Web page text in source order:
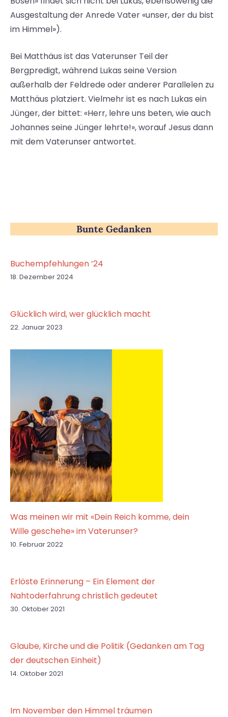
Ausgestaltung der Anrede Vater «unser, der du bist
im Himmel»).
Bei Matthäus ist das Vaterunser Teil der
Bergpredigt, während Lukas seine Version
außerhalb der Feldrede oder anderer Parallelen zu
Matthäus platziert. Vielmehr ist es nach Lukas ein
Jünger, der bittet: «Herr, lehre uns beten, wie auch
Johannes seine Jünger lehrte!», worauf Jesus dann
mit dem Vaterunser antwortet.
Bunte Gedanken
Buchempfehlungen ’24
18. Dezember 2024
Glücklich wird, wer glücklich macht
22. Januar 2023
Was meinen wir mit «Dein Reich komme, dein
Wille geschehe» im Vaterunser?
10. Februar 2022
Erlöste Erinnerung – Ein Element der
Nahtoderfahrung christlich gedeutet
30. Oktober 2021
Glaube, Kirche und die Politik (Gedanken am Tag
der deutschen Einheit)
14. Oktober 2021
Im November den Himmel träumen